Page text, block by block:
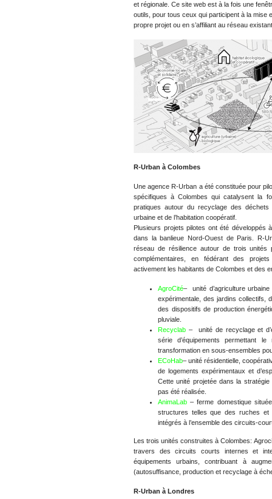
et régionale. Ce site web est à la fois une
outils, pour tous ceux qui participent à la mise
propre projet ou en s’affiliant au réseau
R-Urban à Colombes
Une agence R-Urban a été constituée pour
spécifiques à Colombes qui catalysent la
pratiques autour du recyclage des déchets
urbaine et de l’habitation coopératif.
Plusieurs projets pilotes ont été développés
dans la banlieue Nord-Ouest de Paris. R-
réseau de résilience autour de trois unités
complémentaires, en fédérant des
activement les habitants de Colombes et des
AgroCité– unité d’agriculture
expérimentale, des jardins collectifs,
des dispositifs de production
pluviale.
Recyclab – unité de recyclage et
série d’équipements permettant
transformation en sous-ensembles
ECoHab– unité résidentielle,
de logements expérimentaux et
Cette unité projetée dans la stratégie
pas été réalisée.
AnimaLab – ferme domestique
structures telles que des ruches et
intégrés à l’ensemble des circuits-
Les trois unités construites à Colombes:
travers des circuits courts internes et
équipements urbains, contribuant à
(autosuffisance, production et recyclage à
R-Urban à Londres